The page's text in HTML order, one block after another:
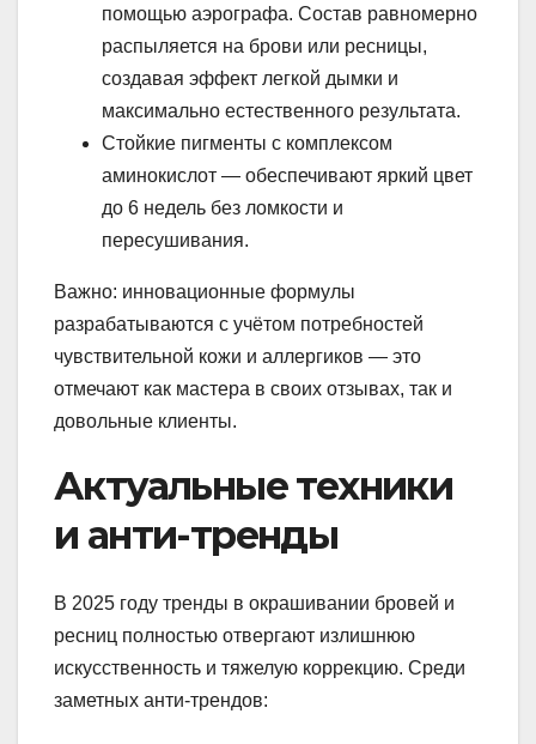
помощью аэрографа. Состав равномерно
распыляется на брови или ресницы,
создавая эффект легкой дымки и
максимально естественного результата.
Стойкие пигменты с комплексом
аминокислот — обеспечивают яркий цвет
до 6 недель без ломкости и
пересушивания.
Важно: инновационные формулы
разрабатываются с учётом потребностей
чувствительной кожи и аллергиков — это
отмечают как мастера в своих отзывах, так и
довольные клиенты.
Актуальные техники
и анти-тренды
В 2025 году тренды в окрашивании бровей и
ресниц полностью отвергают излишнюю
искусственность и тяжелую коррекцию. Среди
заметных анти-трендов: